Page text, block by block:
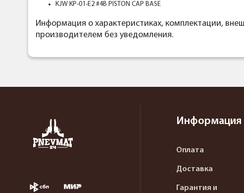
KJW KP-01-E2 #4B PISTON CAP BASE
Информация о характеристиках, комплектации,
производителем без уведомления.
Информация
Оплата
Доставка
Гарантия и